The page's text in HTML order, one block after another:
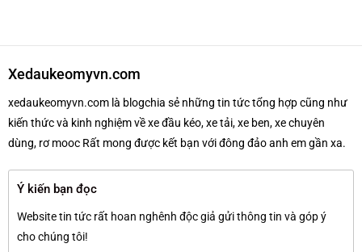
Xedaukeomyvn.com
xedaukeomyvn.com là blogchia sẻ những tin tức tổng hợp cũng như
kiến thức và kinh nghiệm về xe đầu kéo, xe tải, xe ben, xe chuyên
dùng, rơ mooc Rất mong được kết bạn với đông đảo anh em gần xa.
Ý kiến bạn đọc
Website tin tức rất hoan nghênh độc giả gửi thông tin và góp ý
cho chúng tôi!